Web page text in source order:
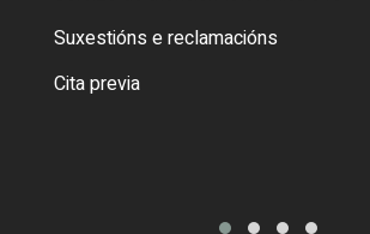
Suxestións e reclamacións
Cita previa